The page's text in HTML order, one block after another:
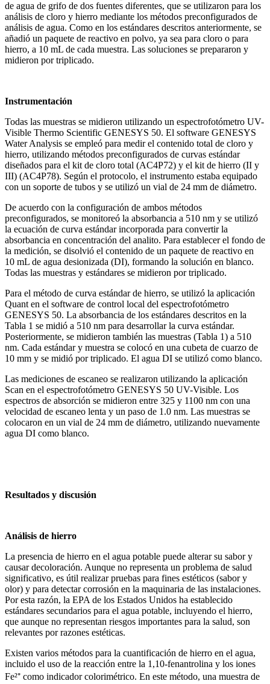
de agua de grifo de dos fuentes diferentes, que se utilizaron para los
análisis de cloro y hierro mediante los métodos preconfigurados de
análisis de agua. Como en los estándares descritos anteriormente, se
añadió un paquete de reactivo en polvo, ya sea para cloro o para
hierro, a 10 mL de cada muestra. Las soluciones se prepararon y
midieron por triplicado.
Instrumentación
Todas las muestras se midieron utilizando un espectrofotómetro UV-
Visible Thermo Scientific GENESYS 50. El software GENESYS
Water Analysis se empleó para medir el contenido total de cloro y
hierro, utilizando métodos preconfigurados de curvas estándar
diseñados para el kit de cloro total (AC4P72) y el kit de hierro (II y
III) (AC4P78). Según el protocolo, el instrumento estaba equipado
con un soporte de tubos y se utilizó un vial de 24 mm de diámetro.
De acuerdo con la configuración de ambos métodos
preconfigurados, se monitoreó la absorbancia a 510 nm y se utilizó
la ecuación de curva estándar incorporada para convertir la
absorbancia en concentración del analito. Para establecer el fondo de
la medición, se disolvió el contenido de un paquete de reactivo en
10 mL de agua desionizada (DI), formando la solución en blanco.
Todas las muestras y estándares se midieron por triplicado.
Para el método de curva estándar de hierro, se utilizó la aplicación
Quant en el software de control local del espectrofotómetro
GENESYS 50. La absorbancia de los estándares descritos en la
Tabla 1 se midió a 510 nm para desarrollar la curva estándar.
Posteriormente, se midieron también las muestras (Tabla 1) a 510
nm. Cada estándar y muestra se colocó en una cubeta de cuarzo de
10 mm y se midió por triplicado. El agua DI se utilizó como blanco.
Las mediciones de escaneo se realizaron utilizando la aplicación
Scan en el espectrofotómetro GENESYS 50 UV-Visible. Los
espectros de absorción se midieron entre 325 y 1100 nm con una
velocidad de escaneo lenta y un paso de 1.0 nm. Las muestras se
colocaron en un vial de 24 mm de diámetro, utilizando nuevamente
agua DI como blanco.
Resultados y discusión
Análisis de hierro
La presencia de hierro en el agua potable puede alterar su sabor y
causar decoloración. Aunque no representa un problema de salud
significativo, es útil realizar pruebas para fines estéticos (sabor y
olor) y para detectar corrosión en la maquinaria de las instalaciones.
Por esta razón, la EPA de los Estados Unidos ha establecido
estándares secundarios para el agua potable, incluyendo el hierro,
que aunque no representan riesgos importantes para la salud, son
relevantes por razones estéticas.
Existen varios métodos para la cuantificación de hierro en el agua,
incluido el uso de la reacción entre la 1,10-fenantrolina y los iones
Fe²⁺ como indicador colorimétrico. En este método, una muestra de